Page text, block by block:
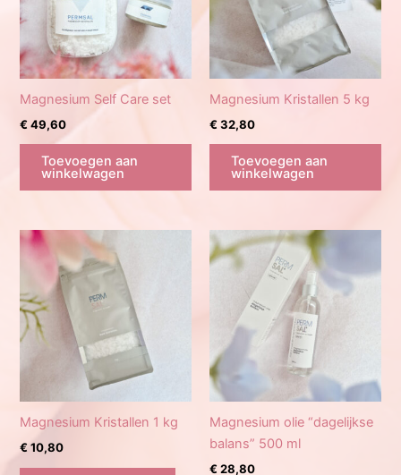
productpagina
Magnesium Self Care set
€49,60
Toevoegen aan
winkelwagen
Magnesium Kristallen 5 kg
€32,80
Toevoegen aan
winkelwagen
Magnesium Kristallen 1 kg
€10,80
Dit
Magnesium olie “dagelijkse
balans” 500 ml
€28,80